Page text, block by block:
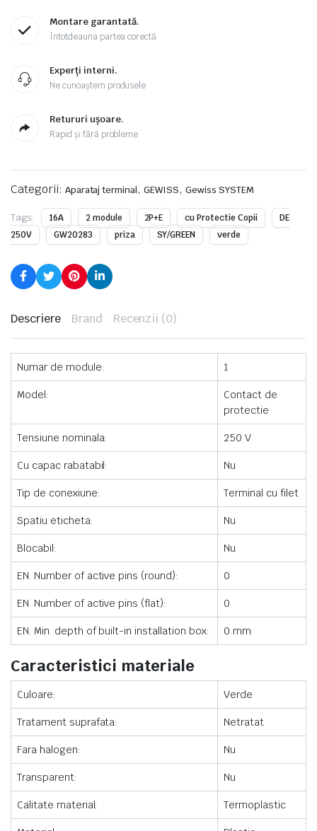
Montare garantată.
Întotdeauna partea corectă
Experți interni.
Ne cunoaștem produsele
Retururi ușoare.
Rapid și fără probleme
Categorii: Aparataj terminal,GEWISS, Gewiss SYSTEM
Tags: 16A 2 module 2P+E cu Protectie Copii
DE
250V
GW20283 priza SY/GREEN verde
Descriere Brand Recenzii (0)
Numar de module: 1
Model:
Contact de
protectie
Tensiune nominala: 250 V
Cu capac rabatabil: Nu
Tip de conexiune: Terminal cu filet
Spatiu eticheta: Nu
Blocabil: Nu
EN. Number of active pins (round): 0
EN. Number of active pins (flat): 0
EN. Min. depth of built-in installation box: 0 mm
Caracteristici materiale
Culoare: Verde
Tratament suprafata: Netratat
Fara halogen: Nu
Transparent: Nu
Calitate material: Termoplastic